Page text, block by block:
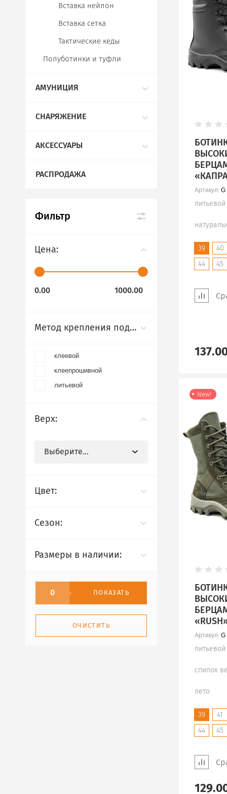
Вставка нейлон
Вставка сетка
Тактические кеды
Полуботинки и туфли
АМУНИЦИЯ
СНАРЯЖЕНИЕ
АКСЕССУАРЫ
РАСПРОДАЖА
Фильтр
Цена:
Метод крепления подошвы:
клеевой
клеепрошивной
литьевой
Верх:
Выберите...
Цвет:
Сезон:
Размеры в наличии:
0 ПОКАЗАТЬ
ОЧИСТИТЬ
Артикул:
литьевой
39
40
44
45
New!
Артикул: G
литьевой
спилок
лето
39
41
44
45